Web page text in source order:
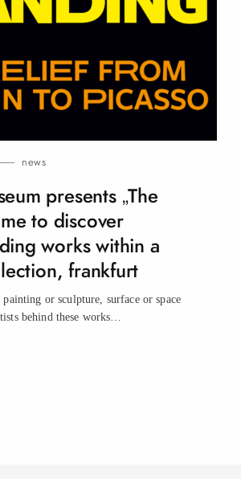
news
presents „The
to discover
works within a
frankfurt
or sculpture, surface or space
behind these works…